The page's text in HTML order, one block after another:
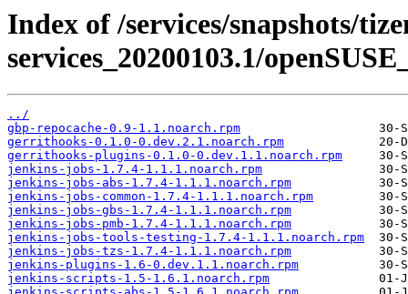
Index of /services/snapshots/
services_20200103.1/
../
gbp-repocache-0.9-1.1.noarch.rpm
gerrithooks-0.1.0-0.dev.2.1.noarch.rpm
gerrithooks-plugins-0.1.0-0.dev.1.1.noarch.rpm
jenkins-jobs-1.7.4-1.1.1.noarch.rpm
jenkins-jobs-abs-1.7.4-1.1.1.noarch.rpm
jenkins-jobs-common-1.7.4-1.1.1.noarch.rpm
jenkins-jobs-gbs-1.7.4-1.1.1.noarch.rpm
jenkins-jobs-pmb-1.7.4-1.1.1.noarch.rpm
jenkins-jobs-tools-testing-1.7.4-1.1.1.noarch.rpm
jenkins-jobs-tzs-1.7.4-1.1.1.noarch.rpm
jenkins-plugins-1.6-0.dev.1.1.noarch.rpm
jenkins-scripts-1.5-1.6.1.noarch.rpm